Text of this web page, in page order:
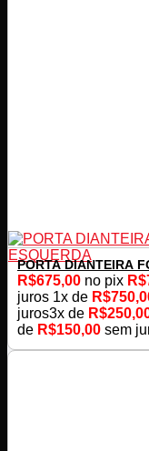
PORTA DIANTEIRA
R$675,00 no pix R$
juros 1x de R$
juros3x de R$
de R$150,00 sem